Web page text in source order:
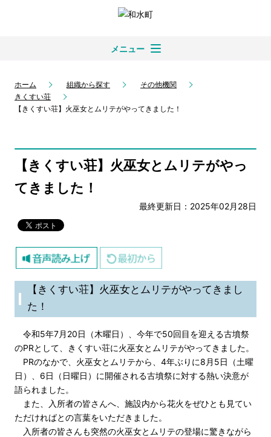
メニュー
ホーム 組織から探す
その他機関
きくすい荘
【きくすい荘】火巫女とムリテがやってきました！
【きくすい荘】火巫女とムリテがやっ
てきました！
最終更新日：2025年02月28日
【きくすい荘】火巫女とムリテがやってきまし
た！
令和5年7月20日（木曜日）、今年で50回目を迎える古墳祭
のPRとして、きくすい荘に火巫女とムリテがやってきました。
PRのなかで、火巫女とムリテから、4年ぶりに8月5日（土曜
日）、6日（日曜日）に開催される古墳祭に対する熱い決意が
語られました。
また、入所者の皆さんへ、施設内から花火をぜひとも見てい
ただければとの言葉をいただきました。
入所者の皆さんも突然の火巫女とムリテの登場に驚きながら